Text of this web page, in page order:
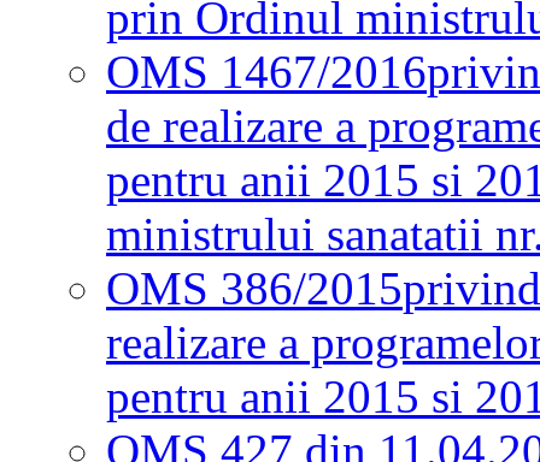
prin Ordinul
OMS 1467/2016
de realizare a
pentru anii 2015 si
ministrului sanatatii
OMS 386/2015
realizare a
pentru anii 2015 si
OMS 427 din